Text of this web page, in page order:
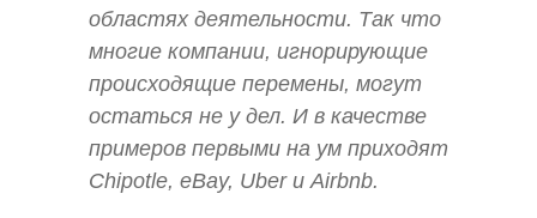
областях деятельности. Так что
многие компании, игнорирующие
происходящие перемены, могут
остаться не у дел. И в качестве
примеров первыми на ум приходят
Chipotle, eBay, Uber и Airbnb.